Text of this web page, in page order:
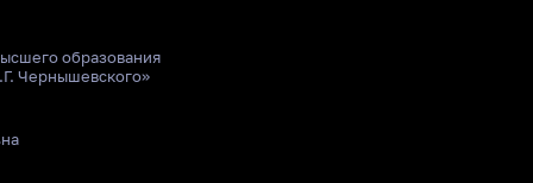
образования
Чернышевского»